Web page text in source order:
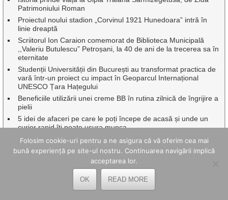
Patrimoniului Roman
Proiectul noului stadion „Corvinul 1921 Hunedoara” intră în
linie dreaptă
Scriitorul Ion Caraion comemorat de Biblioteca Municipală
,,Valeriu Butulescu” Petroșani, la 40 de ani de la trecerea sa în
eternitate
Studenții Universității din București au transformat practica de
vară într-un proiect cu impact în Geoparcul Internațional
UNESCO Țara Hațegului
Beneficiile utilizării unei creme BB în rutina zilnică de îngrijire a
pielii
5 idei de afaceri pe care le poți începe de acasă și unde un
curier rapid îți poate ușura munca
Sărbătoare cu recunoștință pentru eroi, de Sf. Ilie, pe muntele
Tulișa de la Uricani
20 Iulie – Ziua Lucrătorului din Serviciile Publice de alimentare
cu apă și de canalizare
„Istorie și Tradiții” la ediția a VIII-a a Festivalului Cetății
Folosim cookie-uri pentru a ne asigura că vă oferim cea mai
bună experiență pe site-ul nostru. Continuarea navigării implică
acceptarea lor.
OK READ MORE